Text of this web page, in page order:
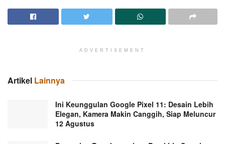
ADVERTISEMENT
Artikel Lainnya
Ini Keunggulan Google Pixel 11: Desain Lebih
Elegan, Kamera Makin Canggih, Siap Meluncur
12 Agustus